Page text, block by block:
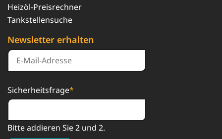
Heizöl-Preisrechner
Tankstellensuche
Newsletter erhalten
Sicherheitsfrage*
Bitte addieren Sie 2 und 2.